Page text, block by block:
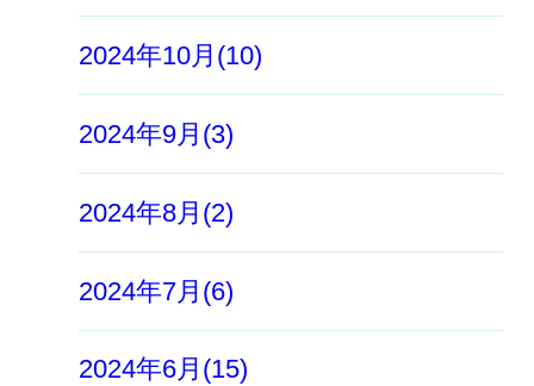
2024年10月(10)
2024年9月(3)
2024年8月(2)
2024年7月(6)
2024年6月(15)